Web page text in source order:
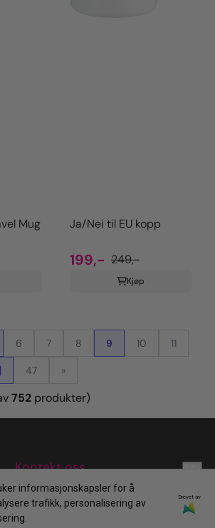
Mug Ja/Nei til EU kopp
199,- 249,-
Kjøp
6 7 8 9 10 11
47 »
752produkter)
Kontakt oss
design@palmtree.no
Nyhetsbrev
på vårt månedlige nyhetsbrev!
informasjonskapsler for å
trafikk, personalisering av
Drevet av